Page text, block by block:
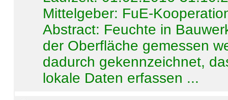
Mittelgeber: FuE-
Abstract: Feuchte in
der Oberfläche gemessen
dadurch gekennzeichnet,
lokale Daten erfassen ...